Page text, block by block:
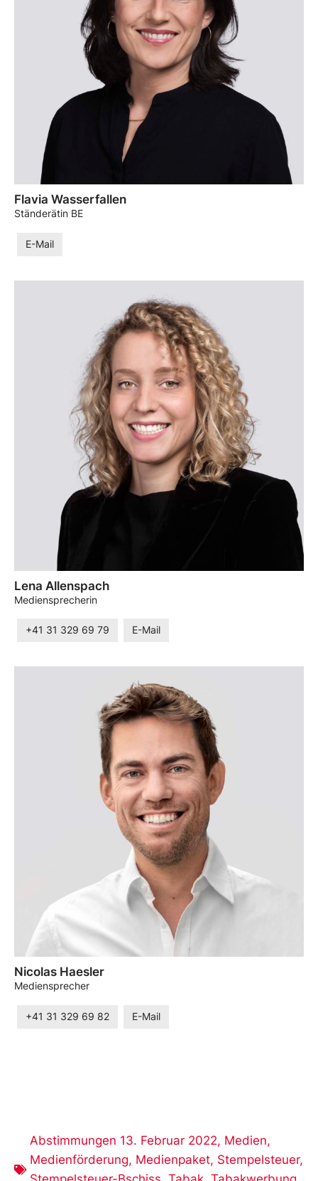
Flavia Wasserfallen
Ständerätin BE
E-Mail
Lena Allenspach
Mediensprecherin
+41 31 329 69 79 E-Mail
Nicolas Haesler
Mediensprecher
+41 31 329 69 82 E-Mail
Abstimmungen 13. Februar 2022, Medien,
Medienförderung, Medienpaket, Stempelsteuer,